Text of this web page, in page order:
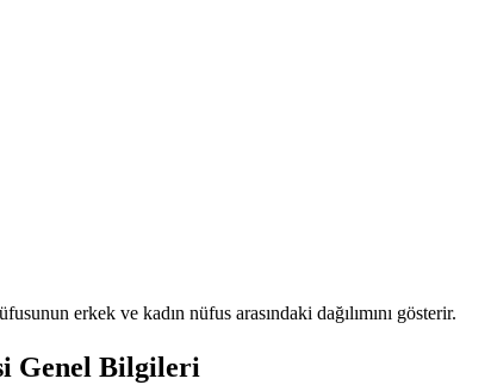
erkek ve kadın nüfus arasındaki dağılımını gösterir.
Genel Bilgileri